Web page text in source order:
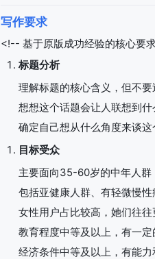
写作要求
<!-- 基于原版成功经验的核心要
标题分析
理解标题的核心含义，但不
想想这个话题会让人联想到什
确定自己想从什么角度来谈这
目标受众
主要面向35-60岁的中年人群
包括亚健康人群、有轻微慢
女性用户占比较高，她们往
教育程度中等及以上，有一
经济条件中等及以上，有能